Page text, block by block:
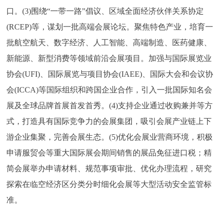
口。(3)围绕“一带一路”倡议、区域全面经济伙伴关系协定
(RCEP)等，谋划一批高端会展论坛。聚焦特色产业，培育一
批航空航天、数字经济、人工智能、高端制造、医药健康、
新能源、新型消费等领域前沿会展项目。加强与国际展览业
协会(UFI)、国际展览与项目协会(IAEE)、国际大会和会议协
会(ICCA)等国际组织和跨国企业合作，引入一批国际知名会
展及全球品牌首展首发首秀。(4)支持企业通过收购兼并等方
式，打造具有国际竞争力的会展集团，吸引会展产业链上下
游企业集聚，完善会展生态。(5)优化会展业营商环境，积极
申请服贸会等重大国际展会期间销售的展品免征进口税；精
简会展举办申请材料、规范事项审批、优化办理流程，研究
探索在临空经济区分类分时细化会展等大型活动安全监管标
准。